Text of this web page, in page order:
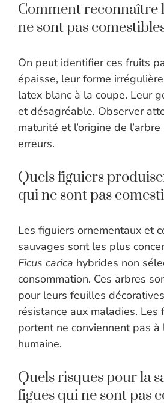
Comment reconnaître
ne sont pas
On peut identifier ces fruits
épaisse, leur forme
latex blanc à la coupe. Leur
et désagréable. Observer
maturité et l’origine de
erreurs.
Quels figuiers
qui ne sont pas
Les figuiers ornementaux et
sauvages sont les plus
Ficus carica hybrides non
consommation. Ces arbres
pour leurs feuilles
résistance aux maladies. Les
portent ne conviennent pas à
humaine.
Quels risques pour la
figues qui ne sont pas